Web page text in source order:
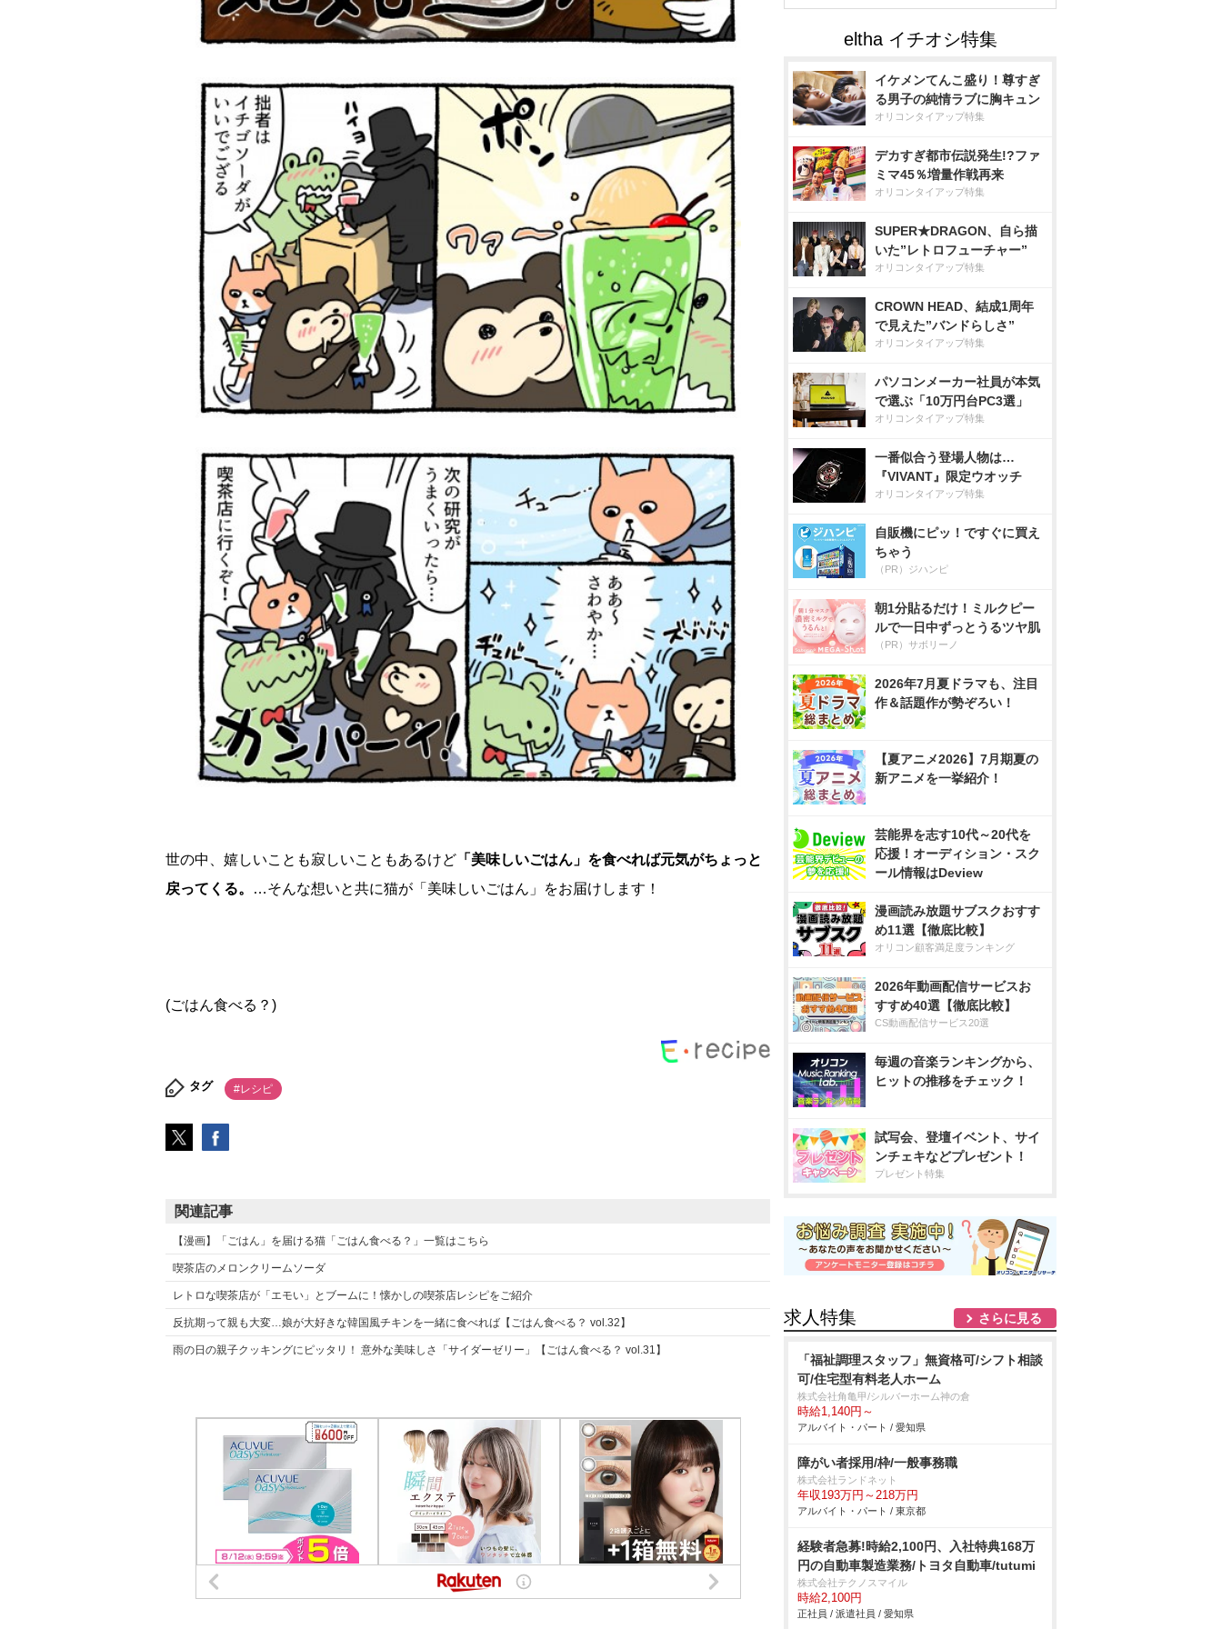
世の中、嬉しいことも寂しいこともあるけど 「美味しいごはん」を食べれば元気がちょっと
戻ってくる。
…そんな想いと共に猫が「美味しいごはん」をお届けします！
(ごはん食べる？)
タグ #レシピ
関連記事
【漫画】「ごはん」を届ける猫「ごはん食べる？」一覧はこちら
喫茶店のメロンクリームソーダ
レトロな喫茶店が「エモい」とブームに！懐かしの喫茶店レシピをご紹介
反抗期って親も大変…娘が大好きな韓国風チキンを一緒に食べれば【ごはん食べる？ vol.32】
雨の日の親子クッキングにピッタリ！ 意外な美味しさ「サイダーゼリー」【ごはん食べる？ vol.31】
イケメンてんこ盛り！尊すぎ
る男子の純情ラブに胸キュン
オリコンタイアップ特集
デカすぎ都市伝説発生!?ファ
ミマ45％増量作戦再来
オリコンタイアップ特集
SUPER★DRAGON、自ら描
いた”レトロフューチャー”
オリコンタイアップ特集
CROWN HEAD、結成1周年
で見えた”バンドらしさ”
オリコンタイアップ特集
パソコンメーカー社員が本気
で選ぶ「10万円台PC3選」
オリコンタイアップ特集
一番似合う登場人物は…
『VIVANT』限定ウオッチ
オリコンタイアップ特集
自販機にピッ！ですぐに買え
ちゃう
（PR）ジハンピ
朝1分貼るだけ！ミルクピー
ルで一日中ずっとうるツヤ肌
（PR）サボリーノ
2026年7月夏ドラマも、注目
作＆話題作が勢ぞろい！
【夏アニメ2026】7月期夏の
新アニメを一挙紹介！
芸能界を志す10代～20代を
応援！オーディション・スク
ール情報はDeview
漫画読み放題サブスクおすす
め11選【徹底比較】
オリコン顧客満足度ランキング
2026年動画配信サービスお
すすめ40選【徹底比較】
CS動画配信サービス20選
毎週の音楽ランキングから、
ヒットの推移をチェック！
試写会、登壇イベント、サイ
ンチェキなどプレゼント！
プレゼント特集
求人特集 さらに見る
「福祉調理スタッフ」無資格可/シフト相談
可/住宅型有料老人ホーム
株式会社角亀甲/シルバーホーム神の倉
時給1,140円～
アルバイト・パート / 愛知県
障がい者採用/枠/一般事務職
株式会社ランドネット
年収193万円～218万円
アルバイト・パート / 東京都
経験者急募!時給2,100円、入社特典168万
円の自動車製造業務/トヨタ自動車/tutumi
株式会社テクノスマイル
時給2,100円
正社員 / 派遣社員 / 愛知県